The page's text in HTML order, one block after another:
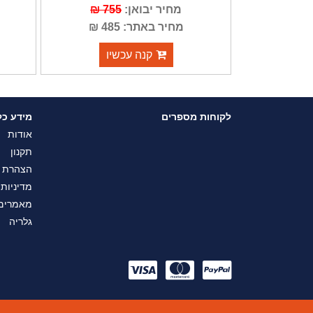
מחיר יבואן: 755 ₪
מחיר באתר: 485 ₪
קנה עכשיו
לקוחות מספרים
מידע
אודות
תקנון
הצהרת
גלריה